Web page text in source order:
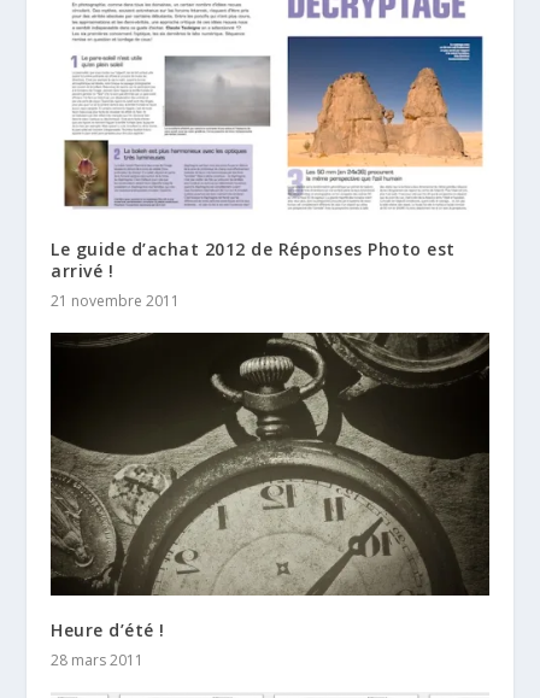
Le guide d’achat 2012 de Réponses Photo est
arrivé !
21 novembre 2011
Heure d’été !
28 mars 2011